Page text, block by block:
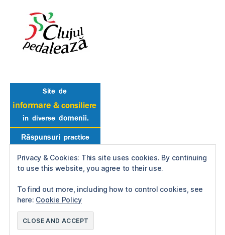
© 2026Reactie in Lant
Privacy & Cookies: This site uses cookies. By continuing
to use this website, you agree to their use.
To find out more, including how to control cookies, see
here: Cookie Policy